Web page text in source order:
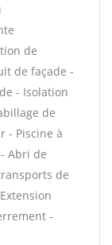
de
de façade -
- Isolation
de
- Piscine à
Abri de
de
-